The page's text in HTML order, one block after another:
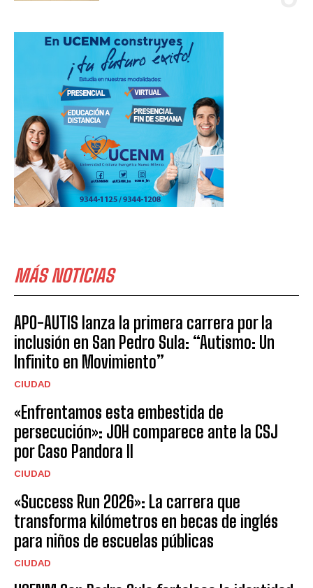
MÁS NOTICIAS
APO-AUTIS lanza la primera carrera por la
inclusión en San Pedro Sula: “Autismo: Un
Infinito en Movimiento”
CIUDAD
«Enfrentamos esta embestida de
persecución»: JOH comparece ante la CSJ
por Caso Pandora II
CIUDAD
«Success Run 2026»: La carrera que
transforma kilómetros en becas de inglés
para niños de escuelas públicas
CIUDAD